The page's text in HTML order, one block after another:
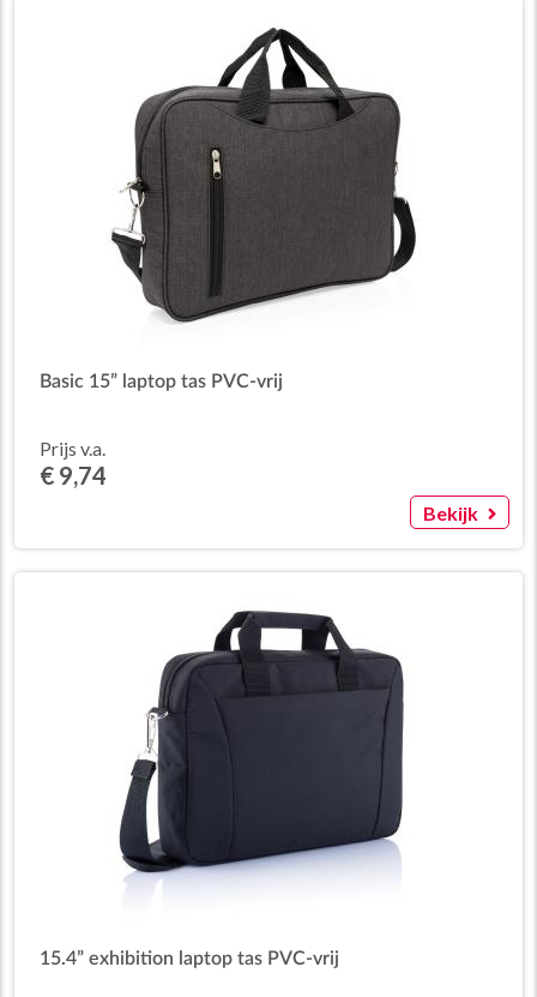
Basic 15” laptop tas PVC-vrij
Prijs v.a.
€ 9,74
Bekijk
15.4” exhibition laptop tas PVC-vrij